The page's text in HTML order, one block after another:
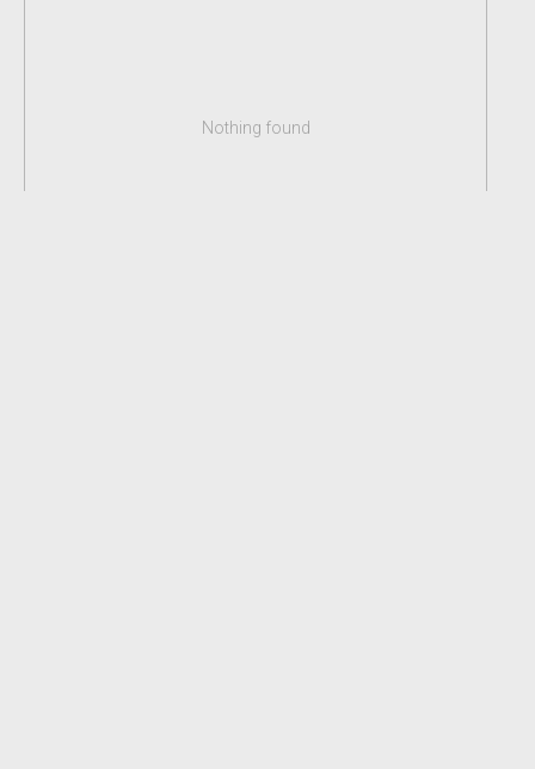
Nothing found